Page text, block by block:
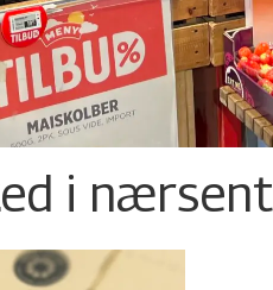
i